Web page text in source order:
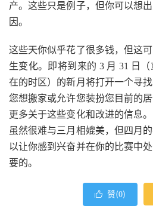
产。这些只是例子，但你可以想
因。
这些天你似乎花了很多钱，但这
生变化。即将到来的 3 月 31 日
在的时区）的新月将打开一个寻
您想搬家或允许您装扮您目前的
更多关于这些变化和改进的信息
虽然很难与三月相媲美，但四月
以让你感到兴奋并在你的比赛中
要的。
 赞(0)